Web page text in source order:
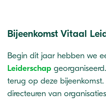
Bijeenkomst Vitaal
Begin dit jaar hebben we
Leiderschap
terug op deze
directeuren van